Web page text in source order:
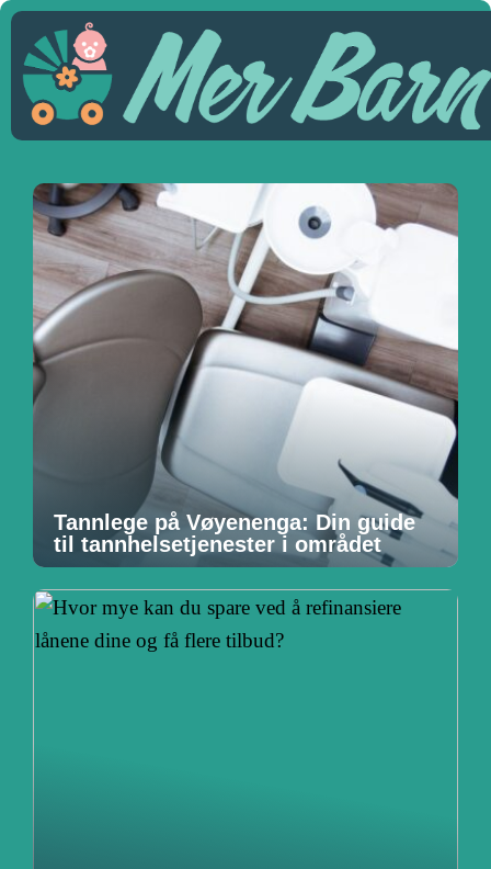
Tannlege på Vøyenenga: Din guide
til tannhelsetjenester i området